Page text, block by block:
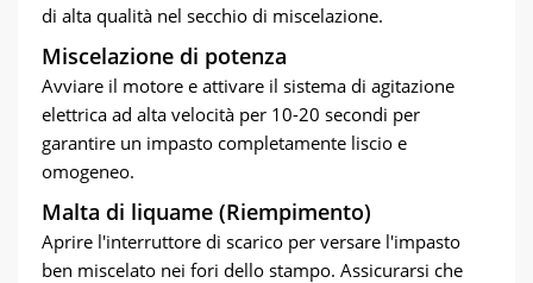
di alta qualità nel secchio di miscelazione.
Miscelazione di potenza
Avviare il motore e attivare il sistema di agitazione
elettrica ad alta velocità per 10-20 secondi per
garantire un impasto completamente liscio e
omogeneo.
Malta di liquame (Riempimento)
Aprire l'interruttore di scarico per versare l'impasto
ben miscelato nei fori dello stampo. Assicurarsi che